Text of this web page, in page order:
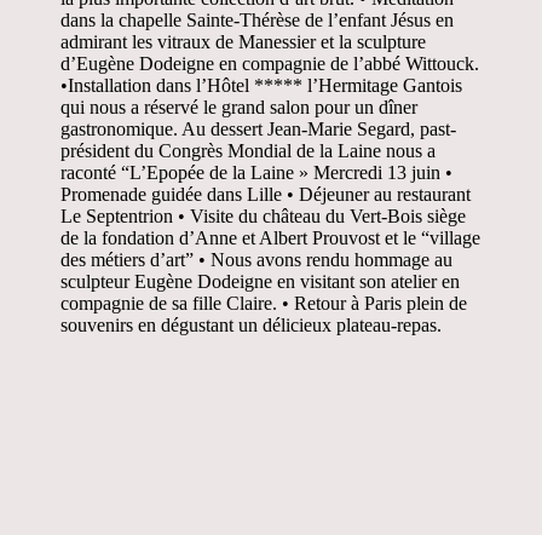
dans la chapelle Sainte-Thérèse de l’enfant Jésus en
admirant les vitraux de Manessier et la sculpture
d’Eugène Dodeigne en compagnie de l’abbé Wittouck.
•Installation dans l’Hôtel ***** l’Hermitage Gantois
qui nous a réservé le grand salon pour un dîner
gastronomique. Au dessert Jean-Marie Segard, past-
président du Congrès Mondial de la Laine nous a
raconté “L’Epopée de la Laine » Mercredi 13 juin •
Promenade guidée dans Lille • Déjeuner au restaurant
Le Septentrion • Visite du château du Vert-Bois siège
de la fondation d’Anne et Albert Prouvost et le “village
des métiers d’art” • Nous avons rendu hommage au
sculpteur Eugène Dodeigne en visitant son atelier en
compagnie de sa fille Claire. • Retour à Paris plein de
souvenirs en dégustant un délicieux plateau-repas.